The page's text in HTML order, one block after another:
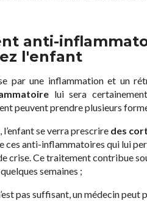
anti-
l'enfant
par une inflammation et un
lui sera
peuvent prendre plusieurs
se verra prescrire des
ces anti-inflammatoires qui lui
crise. Ce traitement contribue
semaines ;
pas suffisant, un médecin